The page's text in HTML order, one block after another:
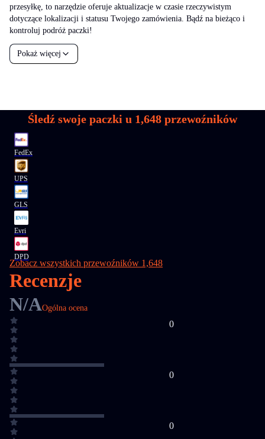
przesyłkę, to narzędzie oferuje aktualizacje w czasie rzeczywistym
dotyczące lokalizacji i statusu Twojego zamówienia. Bądź na bieżąco i
kontroluj podróż paczki!
Pokaż więcej
Śledź swoje paczki u 1,648 przewoźników
FedEx
UPS
GLS
Evri
DPD
Zobacz wszystkich przewoźników 1,648
Recenzje
N/AOgólna ocena
0
0
0